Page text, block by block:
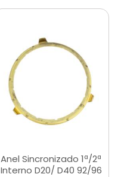
Anel Sincronizado 1ª/2ª
Interno D20/ D40 92/96